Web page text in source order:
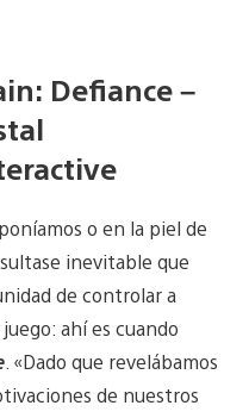
Defiance –
o en la piel de
inevitable que
de controlar a
ahí es cuando
. «Dado que revelábamos
de nuestros